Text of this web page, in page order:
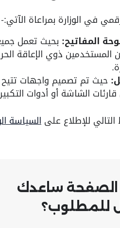
في الوزارة بمراعاة الآتي:-
المفاتيح: بحيث تعمل
ذوي الإعاقة
حيث تم تصميم واجهات تتيح
الشاشة أو أدوات
التالي للإطلاع على السياسة
ساعدك
للمطلوب؟